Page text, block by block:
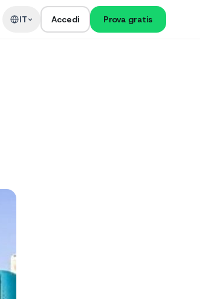
IT Accedi Prova gratis